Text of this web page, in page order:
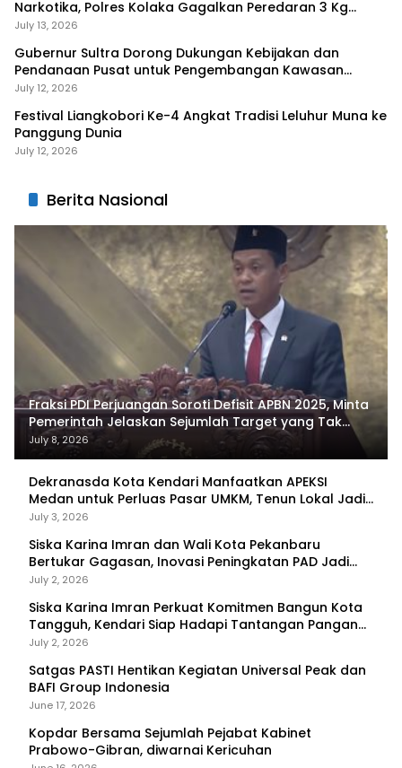
Narkotika, Polres Kolaka Gagalkan Peredaran 3 Kg
Sabu-Sabu
July 13, 2026
Gubernur Sultra Dorong Dukungan Kebijakan dan
Pendanaan Pusat untuk Pengembangan Kawasan
Liangkobhori
July 12, 2026
Festival Liangkobori Ke-4 Angkat Tradisi Leluhur Muna ke
Panggung Dunia
July 12, 2026
Berita Nasional
Fraksi PDI Perjuangan Soroti Defisit APBN 2025, Minta
Pemerintah Jelaskan Sejumlah Target yang Tak
Tercapai
July 8, 2026
Dekranasda Kota Kendari Manfaatkan APEKSI
Medan untuk Perluas Pasar UMKM, Tenun Lokal Jadi
Primadona
July 3, 2026
Siska Karina Imran dan Wali Kota Pekanbaru
Bertukar Gagasan, Inovasi Peningkatan PAD Jadi
Fokus Diskusi
July 2, 2026
Siska Karina Imran Perkuat Komitmen Bangun Kota
Tangguh, Kendari Siap Hadapi Tantangan Pangan
dan Bencana
July 2, 2026
Satgas PASTI Hentikan Kegiatan Universal Peak dan
BAFI Group Indonesia
June 17, 2026
Kopdar Bersama Sejumlah Pejabat Kabinet
Prabowo-Gibran, diwarnai Kericuhan